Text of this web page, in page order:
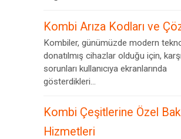
Kombi Arıza Kodları ve
Kombiler, günümüzde modern
donatılmış cihazlar olduğu için,
sorunları kullanıcıya ekranlarında
gösterdikleri...
Kombi Çeşitlerine Özel
Hizmetleri